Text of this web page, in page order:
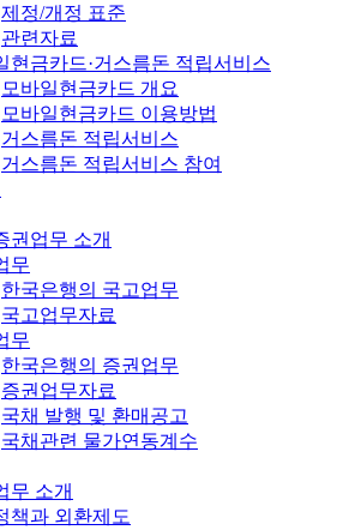
제정/개정 표준
관련자료
현금카드·거스름돈 적립서비스
모바일현금카드 개요
모바일현금카드 이용방법
거스름돈 적립서비스
거스름돈 적립서비스 참여
권업무 소개
무
한국은행의 국고업무
국고업무자료
무
한국은행의 증권업무
증권업무자료
국채 발행 및 환매공고
국채관련 물가연동계수
무 소개
책과 외환제도